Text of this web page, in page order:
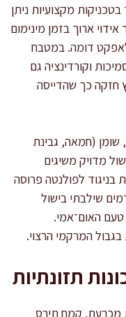
30 ל-50 דקות, אך בטכניקות מקצועיות ניתן
ארוך בזמן מינימום
דומה. במטבח
וקורדינציה גם
חזקה כך שהדייסה
(חמאה, גבינת
מדויק משיגים
לפולנטה פרוסה
שילבתי בישול
טעם האום־אמי.
המרקמי הרצוי.
תזונתיות
מכרעת. קמח תירס